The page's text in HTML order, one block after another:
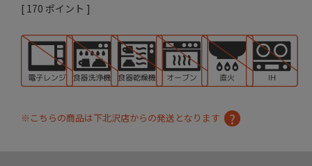
[ 170 ポイント ]
※こちらの商品は下北沢店からの発送となります